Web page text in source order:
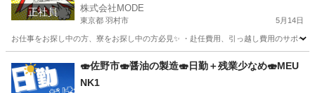
正社員 株式会社MODE
東京都 羽村市 5月14日
お仕事をお探し中の方、寮をお探し中の方必見✨ ・赴任費用、引っ越し費用のサポ
その他 未経験
🍣佐野市🍣醤油の製造🍣日勤＋残業少なめ🍣MEU
NK1